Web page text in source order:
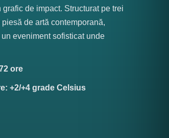
de impact. Structurat pe trei
de artă contemporană,
eveniment sofisticat unde
ore
+2/+4 grade Celsius